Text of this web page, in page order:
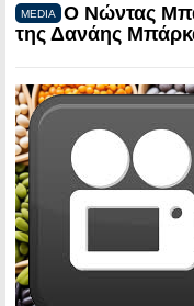
MEDIA
Ο Νώντας
της Δανάης